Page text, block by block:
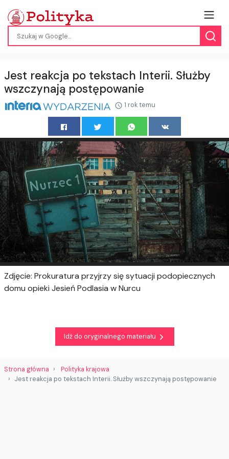
Jest reakcja po tekstach Interii. Służby
wszczynają postępowanie
1 rok temu
Zdjęcie: Prokuratura przyjrzy się sytuacji podopiecznych
domu opieki Jesień Podlasia w Nurcu
Idź do oryginalnego materiału
Strona główna
Polityka krajowa
Jest reakcja po tekstach Interii. Służby wszczynają postępowanie